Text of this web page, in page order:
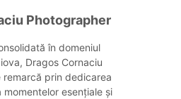
Photographer
în domeniul
Dragos Cornaciu
remarcă prin dedicarea
esențiale și